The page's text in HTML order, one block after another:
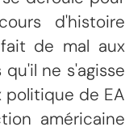
d'histoire
de mal aux
ne s'agisse
de EA
américaine